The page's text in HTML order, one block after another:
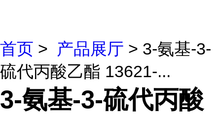
首页 > 产品展厅 > 3-氨基-3-
硫代丙酸乙酯 13621-...
3-氨基-3-硫代丙酸